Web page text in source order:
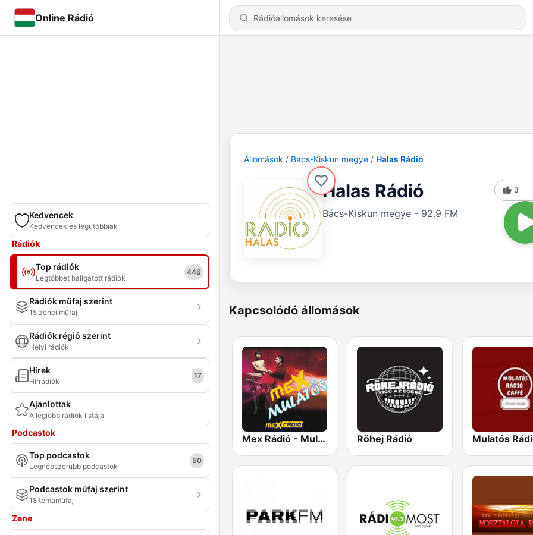
Online Rádió
Kedvencek
Kedvencek és legutóbbiak
Rádiók
Top rádiók
Legtöbbet hallgatott rádiók
446
Rádiók műfaj szerint
15 zenei műfaj
Rádiók régió szerint
Helyi rádiók
Hírek
Hírrádiók
17
Ajánlottak
A legjobb rádiók listája
Podcastok
Top podcastok
Legnépszerűbb podcastok
50
Podcastok műfaj szerint
18 témaműfaj
Zene
Állomások Bács-Kiskun megye Halas Rádió
Halas Rádió
Bács-Kiskun megye - 92.9 FM
3
Kapcsolódó állomások
Mex Rádió - Mulatós Röhej Rádió